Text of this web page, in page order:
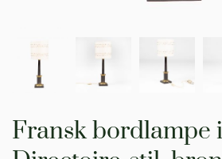
Fransk bordlampe i
starten
af